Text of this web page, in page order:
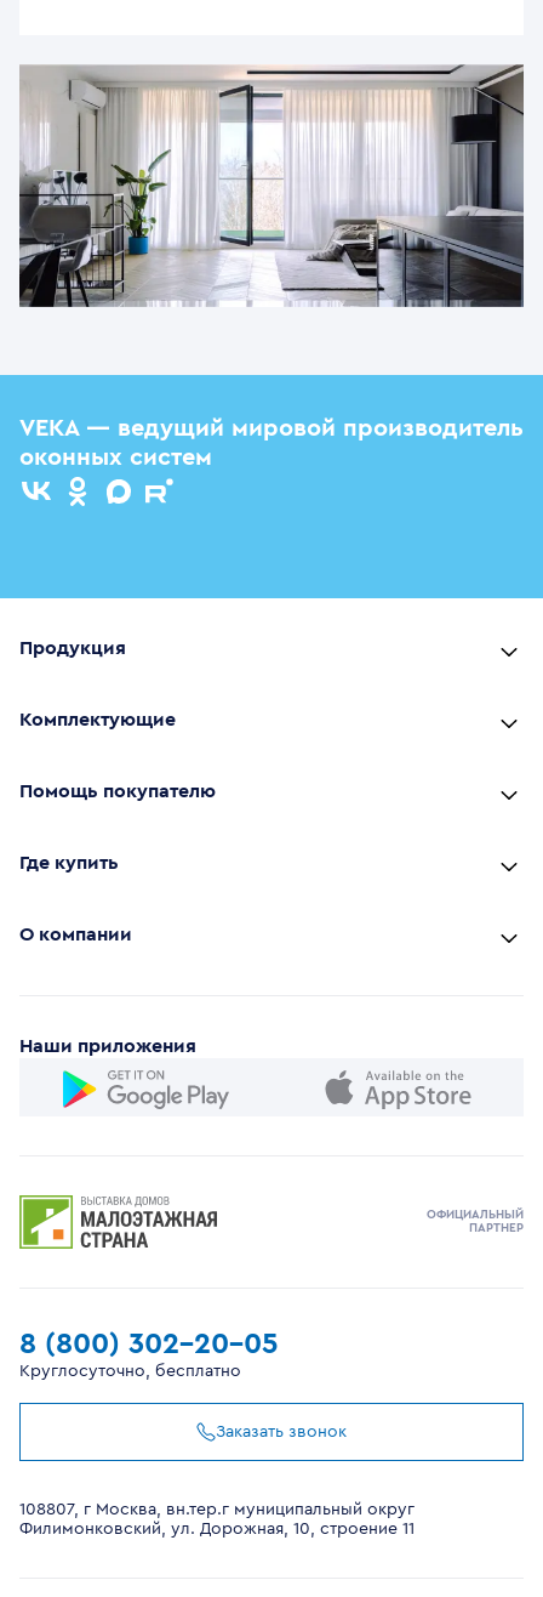
VEKA — ведущий мировой производитель
оконных систем
Продукция
Комплектующие
Помощь покупателю
Где купить
О компании
Наши приложения
8 (800) 302-20-05
Круглосуточно, бесплатно
Заказать звонок
ОФИЦИАЛЬНЫЙ
ПАРТНЕР
108807, г Москва, вн.тер.г муниципальный округ
Филимонковский, ул. Дорожная, 10, строение 11